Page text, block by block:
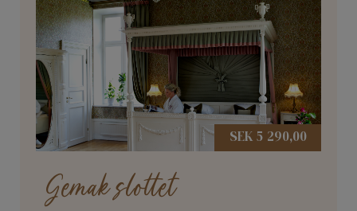
Gemak slottet
SEK 5 290,00